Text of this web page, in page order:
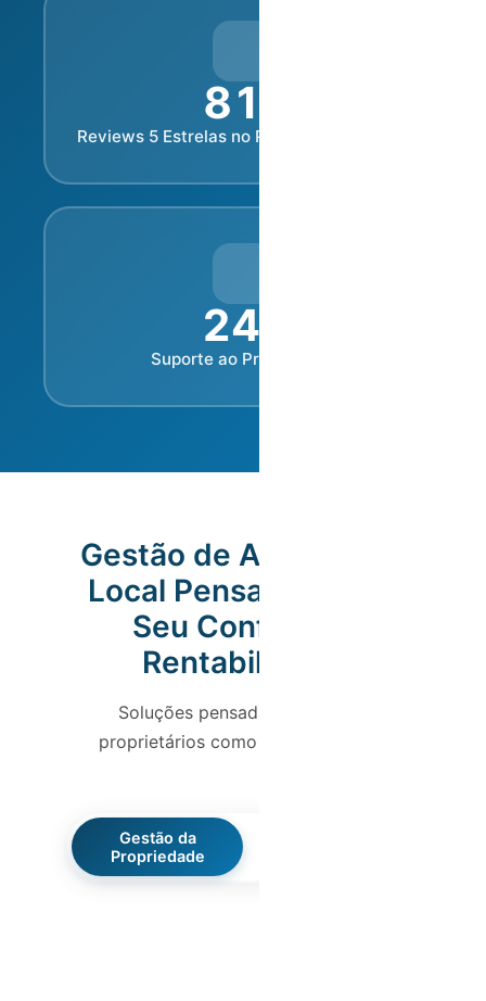
81
Reviews 5 Estrelas no Parâmetro Limpeza
24
Suporte ao Proprietário
Gestão de Alojamento
Local Pensada para o
Seu Conforto e
Rentabilidade
Soluções pensadas tanto para
proprietários como para hóspedes.
Gestão da
Propriedade